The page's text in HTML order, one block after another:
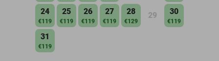
24
€119
25
€119
26
€119
27
€119
28
€129
29 30
€119
31
€119